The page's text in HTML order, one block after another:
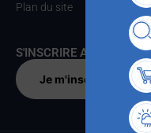
Plan du site
S'INSCRIRE AU CNMT
Je m'inscris par